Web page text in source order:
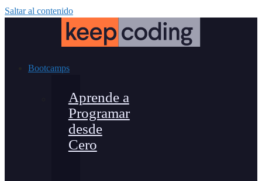
Saltar al contenido
Bootcamps
Aprende a
Programar
desde
Cero